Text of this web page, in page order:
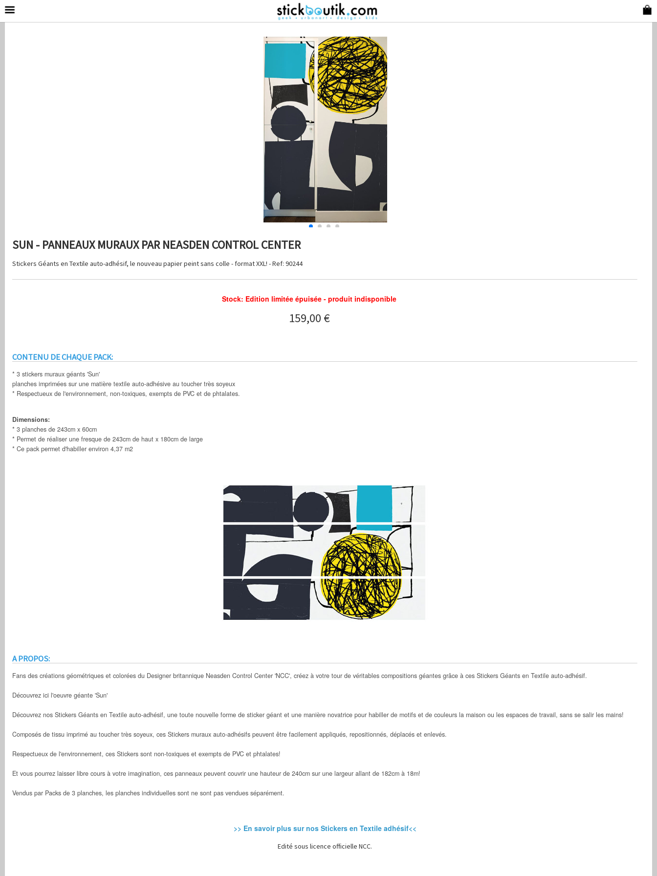
SUN - PANNEAUX MURAUX PAR NEASDEN CONTROL CENTER
Stickers Géants en Textile auto-adhésif, le nouveau papier peint sans colle - format XXL! - Ref: 90244
Stock: Edition limitée épuisée - produit indisponible
159,00 €
CONTENU DE CHAQUE PACK:
* 3 stickers muraux géants 'Sun'
planches imprimées sur une matière textile auto-adhésive au toucher très soyeux
* Respectueux de l'environnement, non-toxiques, exempts de PVC et de phtalates.
Dimensions:
* 3 planches de 243cm x 60cm
* Permet de réaliser une fresque de 243cm de haut x 180cm de large
* Ce pack permet d'habiller environ 4,37 m2
A PROPOS:
Fans des créations géométriques et colorées du Designer britannique Neasden Control Center 'NCC', créez à votre tour de véritables compositions géantes grâce à ces Stickers Géants en Textile auto-adhésif.
Découvrez ici l'oeuvre géante 'Sun'
Découvrez nos Stickers Géants en Textile auto-adhésif, une toute nouvelle forme de sticker géant et une manière novatrice pour habiller de motifs et de couleurs la maison ou les espaces de travail, sans se salir les mains!
Composés de tissu imprimé au toucher très soyeux, ces Stickers muraux auto-adhésifs peuvent être facilement appliqués, repositionnés, déplacés et enlevés.
Respectueux de l'environnement, ces Stickers sont non-toxiques et exempts de PVC et phtalates!
Et vous pourrez laisser libre cours à votre imagination, ces panneaux peuvent couvrir une hauteur de 240cm sur une largeur allant de 182cm à 18m!
Vendus par Packs de 3 planches, les planches individuelles sont ne sont pas vendues séparément.
>> En savoir plus sur nos Stickers en Textile adhésif<<
Edité sous licence officielle NCC.